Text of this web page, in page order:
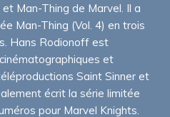
Man-Thing de Marvel. Il a
Man-Thing (Vol. 4) en trois
Hans Rodionoff est
et
Saint Sinner et
écrit la série limitée
pour Marvel Knights.